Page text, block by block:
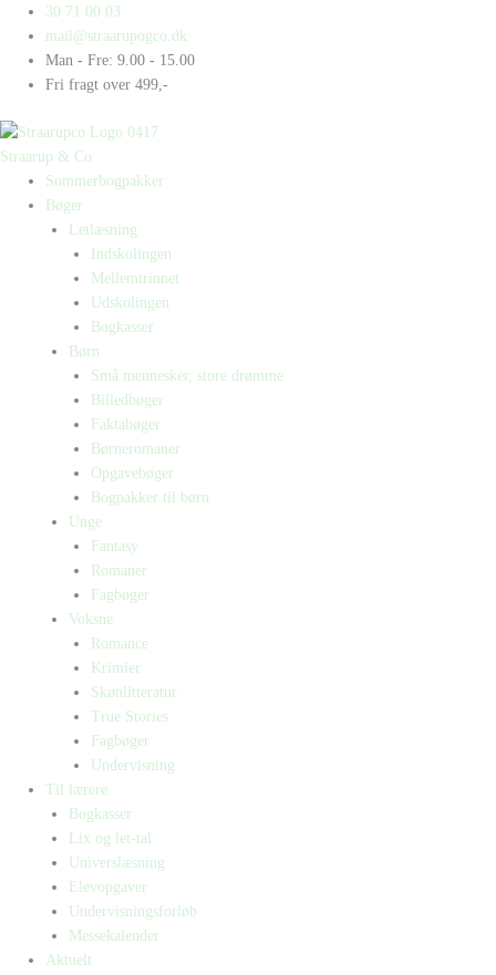
indholdet
30 71 00 03
mail@straarupogco.dk
Man - Fre: 9.00 - 15.00
Fri fragt over 499,-
Straarup & Co
Sommerbogpakker
Bøger
Letlæsning
Indskolingen
Mellemtrinnet
Udskolingen
Bogkasser
Børn
Små mennesker, store drømme
Billedbøger
Faktabøger
Børneromaner
Opgavebøger
Bogpakker til børn
Unge
Fantasy
Romaner
Fagbøger
Voksne
Romance
Krimier
Skønlitteratur
True Stories
Fagbøger
Undervisning
Til lærere
Bogkasser
Lix og let-tal
Universlæsning
Elevopgaver
Undervisningsforløb
Messekalender
Aktuelt
Products
search
Products
search
Pandemier